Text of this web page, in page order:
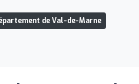
de Val-de-Marne